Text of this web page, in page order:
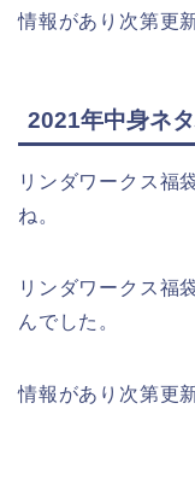
情報があり次第更
2021年中身ネ
リンダワークス福
ね。
リンダワークス福
んでした。
情報があり次第更